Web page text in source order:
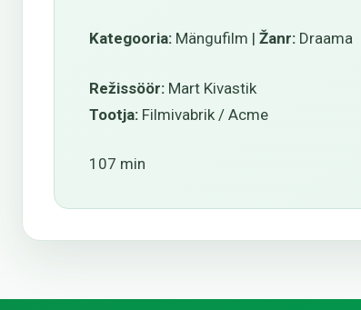
Kategooria: Mängufilm | Žanr: Draama
Režissöör: Mart Kivastik
Tootja: Filmivabrik / Acme
107 min